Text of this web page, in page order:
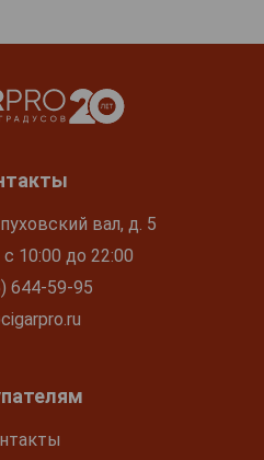
вал, д. 5
10:00 до 22:00
644-59-95